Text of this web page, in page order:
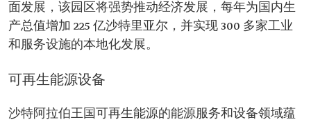
面发展，该园区将强势推动经济发展，每年为国内生
产总值增加 225 亿沙特里亚尔，并实现 300 多家工业
和服务设施的本地化发展。
可再生能源设备
沙特阿拉伯王国可再生能源的能源服务和设备领域蕴